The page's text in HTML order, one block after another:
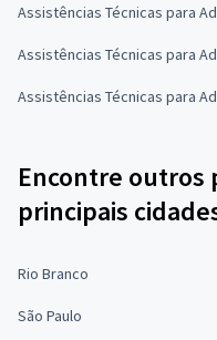
Assistências Técnicas para
Assistências Técnicas para
Assistências Técnicas para
Encontre outros
principais
Rio Branco
São Paulo